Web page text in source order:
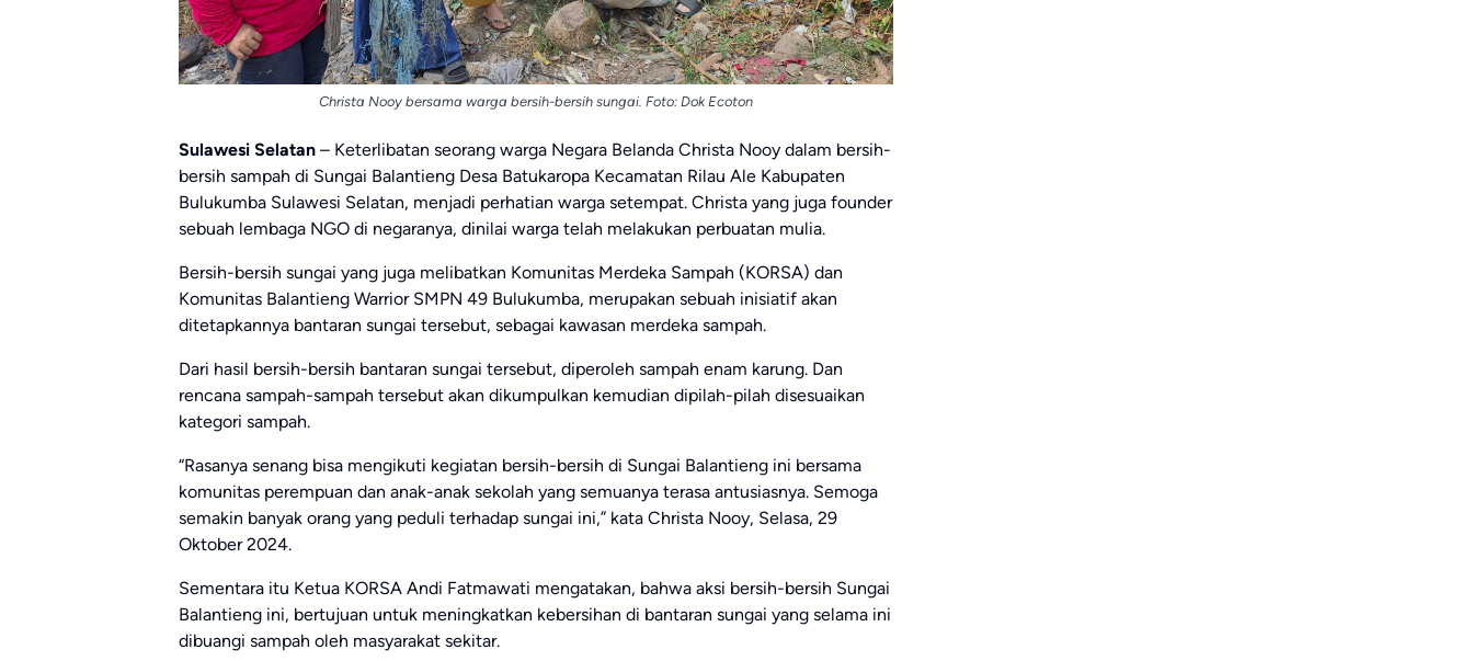
Christa Nooy bersama warga bersih-bersih sungai. Foto: Dok Ecoton
Sulawesi Selatan – Keterlibatan seorang warga Negara Belanda Christa Nooy dalam bersih-
bersih sampah di Sungai Balantieng Desa Batukaropa Kecamatan Rilau Ale Kabupaten
Bulukumba Sulawesi Selatan, menjadi perhatian warga setempat. Christa yang juga founder
sebuah lembaga NGO di negaranya, dinilai warga telah melakukan perbuatan mulia.
Bersih-bersih sungai yang juga melibatkan Komunitas Merdeka Sampah (KORSA) dan
Komunitas Balantieng Warrior SMPN 49 Bulukumba, merupakan sebuah inisiatif akan
ditetapkannya bantaran sungai tersebut, sebagai kawasan merdeka sampah.
Dari hasil bersih-bersih bantaran sungai tersebut, diperoleh sampah enam karung. Dan
rencana sampah-sampah tersebut akan dikumpulkan kemudian dipilah-pilah disesuaikan
kategori sampah.
“Rasanya senang bisa mengikuti kegiatan bersih-bersih di Sungai Balantieng ini bersama
komunitas perempuan dan anak-anak sekolah yang semuanya terasa antusiasnya. Semoga
semakin banyak orang yang peduli terhadap sungai ini,” kata Christa Nooy, Selasa, 29
Oktober 2024.
Sementara itu Ketua KORSA Andi Fatmawati mengatakan, bahwa aksi bersih-bersih Sungai
Balantieng ini, bertujuan untuk meningkatkan kebersihan di bantaran sungai yang selama ini
dibuangi sampah oleh masyarakat sekitar.